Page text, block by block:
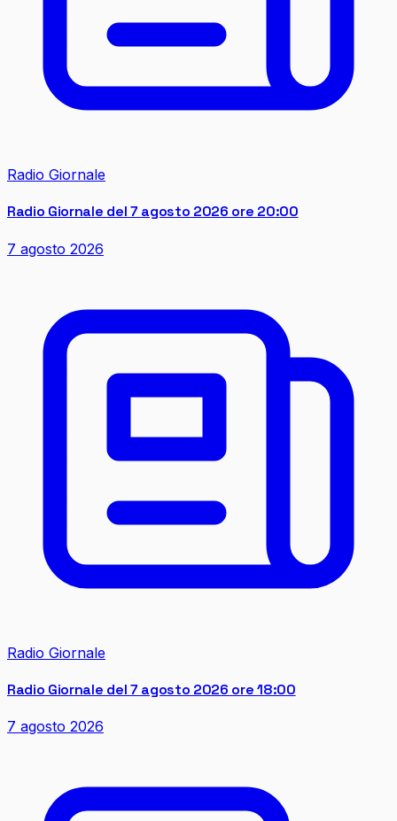
Radio Giornale
Radio Giornale del 7 agosto 2026 ore 20:00
7 agosto 2026
Radio Giornale
Radio Giornale del 7 agosto 2026 ore 18:00
7 agosto 2026